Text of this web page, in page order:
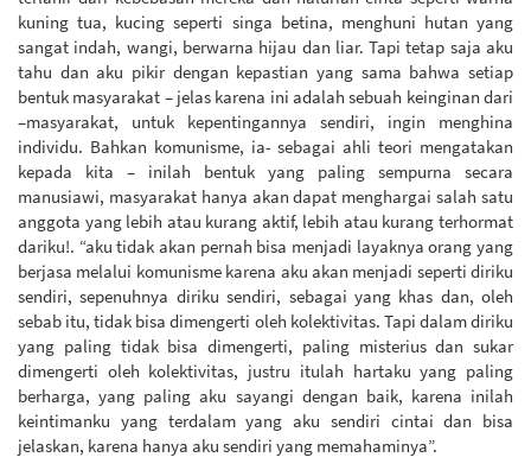
kuning tua, kucing seperti singa betina, menghuni hutan yang
sangat indah, wangi, berwarna hijau dan liar. Tapi tetap saja aku
tahu dan aku pikir dengan kepastian yang sama bahwa setiap
bentuk masyarakat – jelas karena ini adalah sebuah keinginan dari
–masyarakat, untuk kepentingannya sendiri, ingin menghina
individu. Bahkan komunisme, ia- sebagai ahli teori mengatakan
kepada kita – inilah bentuk yang paling sempurna secara
manusiawi, masyarakat hanya akan dapat menghargai salah satu
anggota yang lebih atau kurang aktif, lebih atau kurang terhormat
dariku!. “aku tidak akan pernah bisa menjadi layaknya orang yang
berjasa melalui komunisme karena aku akan menjadi seperti diriku
sendiri, sepenuhnya diriku sendiri, sebagai yang khas dan, oleh
sebab itu, tidak bisa dimengerti oleh kolektivitas. Tapi dalam diriku
yang paling tidak bisa dimengerti, paling misterius dan sukar
dimengerti oleh kolektivitas, justru itulah hartaku yang paling
berharga, yang paling aku sayangi dengan baik, karena inilah
keintimanku yang terdalam yang aku sendiri cintai dan bisa
jelaskan, karena hanya aku sendiri yang memahaminya”.